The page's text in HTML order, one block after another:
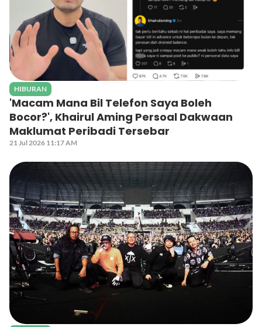
HIBURAN
'Macam Mana Bil Telefon Saya Boleh
Bocor?', Khairul Aming Persoal Dakwaan
Maklumat Peribadi Tersebar
21 Jul 2026 11:17 AM